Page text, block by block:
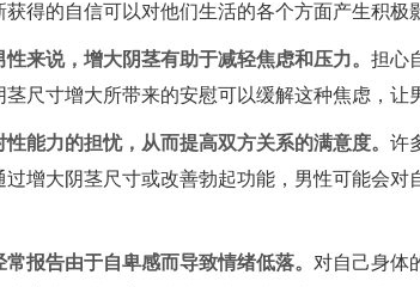
得的自信可以对他们生活的各个方面产生积极
来说，增大阴茎有助于减轻焦虑和压力。 担心
尺寸增大所带来的安慰可以缓解这种焦虑，让
能力的担忧，从而提高双方关系的满意度。 许
增大阴茎尺寸或改善勃起功能，男性可能会对
报告由于自卑感而导致情绪低落。 对自己身体